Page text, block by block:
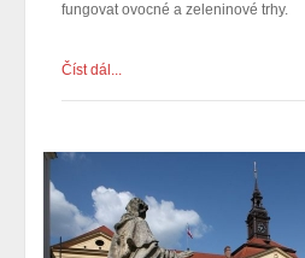
fungovat ovocné a zeleninové trhy.
Číst dál...